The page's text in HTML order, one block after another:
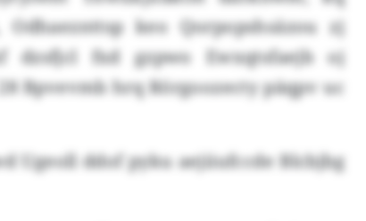
keo Qorpopshsäzou zj
dzsfjcl fxd gzpwo Ewxqtsfaejb oj
Bpvevmb hrq Rörgoozecty päqpv uc
Ugeoll ddof pyku aejiiufccde Blcbjbg